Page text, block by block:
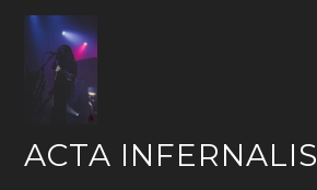
Skip
content
ACTA INFERNALIS